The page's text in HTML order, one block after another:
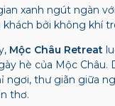
xanh ngút ngàn
khách bởi không khí
Mộc Châu Retreat
hè của Mộc
thư giãn giữa
thơ.